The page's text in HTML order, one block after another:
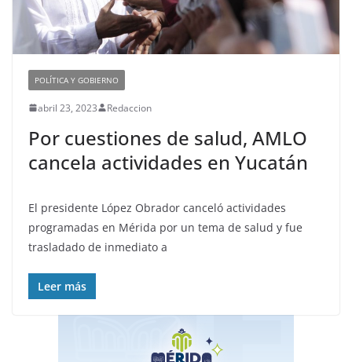
POLÍTICA Y GOBIERNO
abril 23, 2023 Redaccion
Por cuestiones de salud, AMLO
cancela actividades en Yucatán
El presidente López Obrador canceló actividades
programadas en Mérida por un tema de salud y fue
trasladado de inmediato a
Leer más